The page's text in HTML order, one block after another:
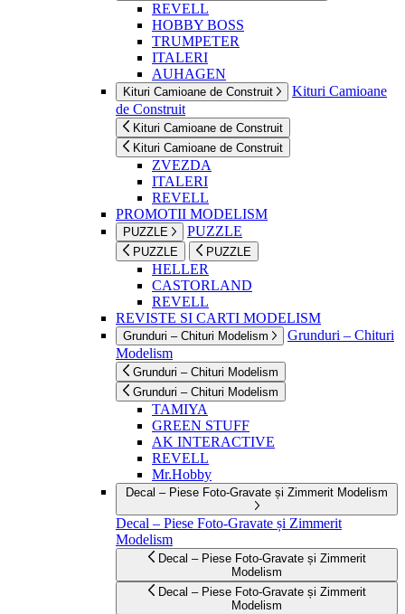
REVELL
HOBBY BOSS
TRUMPETER
ITALERI
AUHAGEN
Kituri Camioane de Construit
Kituri Camioane
de Construit
Kituri Camioane de Construit
Kituri Camioane de Construit
ZVEZDA
ITALERI
REVELL
PROMOTII MODELISM
PUZZLE PUZZLE
PUZZLE PUZZLE
HELLER
CASTORLAND
REVELL
REVISTE SI CARTI MODELISM
Grunduri – Chituri Modelism
Grunduri – Chituri
Modelism
Grunduri – Chituri Modelism
Grunduri – Chituri Modelism
TAMIYA
GREEN STUFF
AK INTERACTIVE
REVELL
Mr.Hobby
Decal – Piese Foto-Gravate și Zimmerit Modelism
Decal – Piese Foto-Gravate și Zimmerit
Modelism
Decal – Piese Foto-Gravate și Zimmerit
Modelism
Decal – Piese Foto-Gravate și Zimmerit
Modelism